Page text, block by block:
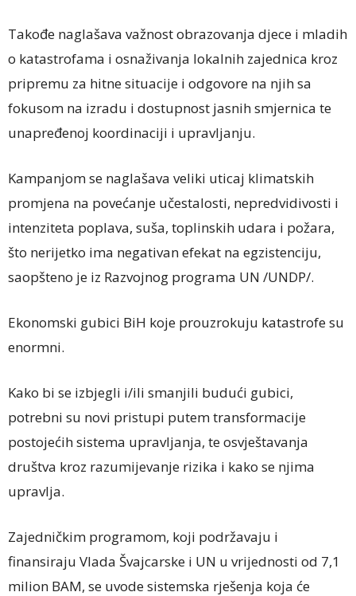
Takođe naglašava važnost obrazovanja djece i mladih
o katastrofama i osnaživanja lokalnih zajednica kroz
pripremu za hitne situacije i odgovore na njih sa
fokusom na izradu i dostupnost jasnih smjernica te
unapređenoj koordinaciji i upravljanju.
Kampanjom se naglašava veliki uticaj klimatskih
promjena na povećanje učestalosti, nepredvidivosti i
intenziteta poplava, suša, toplinskih udara i požara,
što nerijetko ima negativan efekat na egzistenciju,
saopšteno je iz Razvojnog programa UN /UNDP/.
Ekonomski gubici BiH koje prouzrokuju katastrofe su
enormni.
Kako bi se izbjegli i/ili smanjili budući gubici,
potrebni su novi pristupi putem transformacije
postojećih sistema upravljanja, te osvještavanja
društva kroz razumijevanje rizika i kako se njima
upravlja.
Zajedničkim programom, koji podržavaju i
finansiraju Vlada Švajcarske i UN u vrijednosti od 7,1
milion BAM, se uvode sistemska rješenja koja će